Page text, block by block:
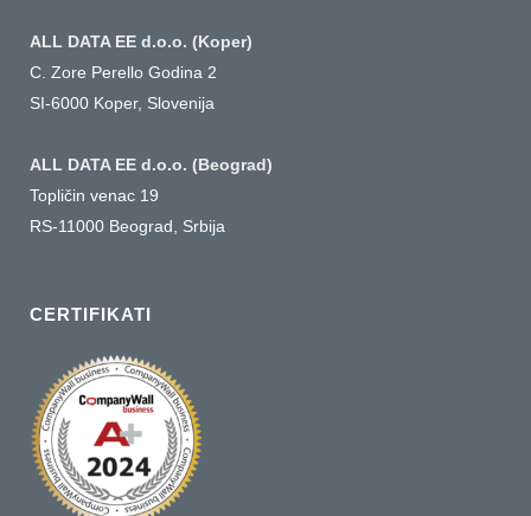
ALL DATA EE d.o.o. (Koper)
C. Zore Perello Godina 2
SI-6000 Koper, Slovenija
ALL DATA EE d.o.o. (Beograd)
Topličin venac 19
RS-11000 Beograd, Srbija
CERTIFIKATI